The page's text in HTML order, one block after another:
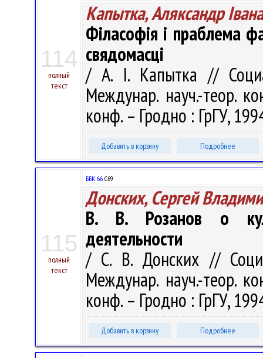
114
полный
текст
Капытка, Аляксандр
Філасофія і праблема
свядомасці
/ А. І. Капытка //
Междунар. науч.-теор.
конф. – Гродно : ГрГУ,
Добавить в корзину Подробнее
115
полный
текст
ББК 66.С69
Донских, Сергей
В. В. Розанов о
деятельности
/ С. В. Донских //
Междунар. науч.-теор.
конф. – Гродно : ГрГУ,
Добавить в корзину Подробнее